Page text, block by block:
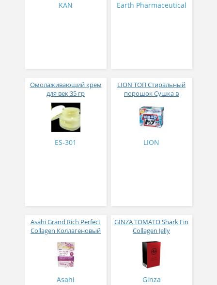
KAN Earth Pharmaceutical
Омолаживающий крем
для век 35 гр
ES-301
LION ТОП Стиральный
порошок Сушка в
гр
LION
Asahi Grand Rich Perfect
Collagen Коллагеновый
плацентой и
изофлавонами сои 228
гр
Asahi
GINZA TOMATO Shark Fin
Collagen Jelly
Коллагеновое желе из
плавников голубой
акулы со вкусом манго
№ 14
Ginza